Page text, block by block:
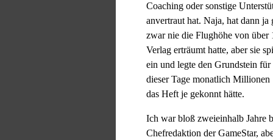
Coaching oder sonstige
anvertraut hat. Naja, hat dann
zwar nie die Flughöhe von
Verlag erträumt hatte, aber sie
ein und legte den Grundstein
dieser Tage monatlich Millionen
das Heft je gekonnt hätte.
Ich war bloß zweieinhalb Jahre
Chefredaktion der GameStar,